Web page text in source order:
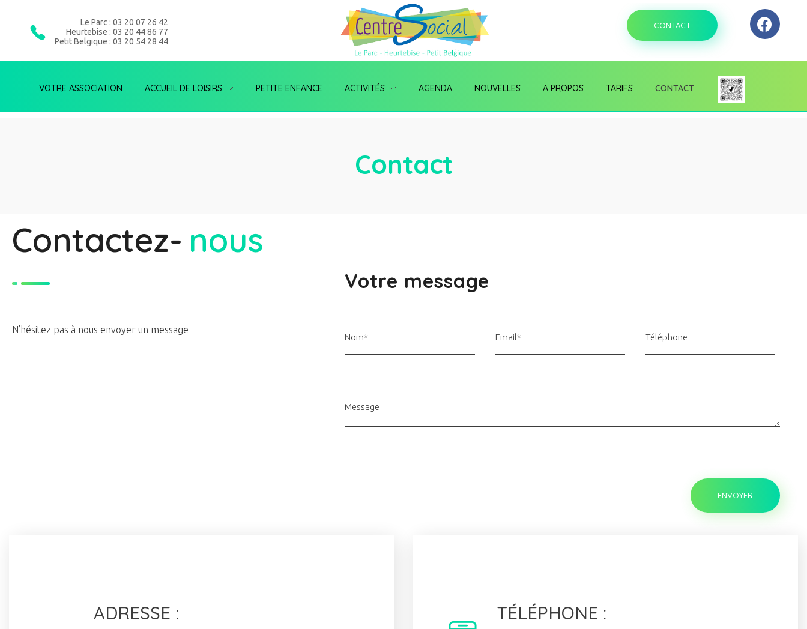
Le Parc : 03 20 07 26 42
Heurtebise : 03 20 44 86 77
Petit Belgique : 03 20 54 28 44
CONTACT
VOTRE ASSOCIATION ACCUEIL DE LOISIRS PETITE ENFANCE ACTIVITÉS AGENDA NOUVELLES A PROPOS TARIFS CONTACT
Contact
Contactez- nous
N’hésitez pas à nous envoyer un message
Votre message
Nom* Email* Téléphone
Message
ADRESSE : TÉLÉPHONE :